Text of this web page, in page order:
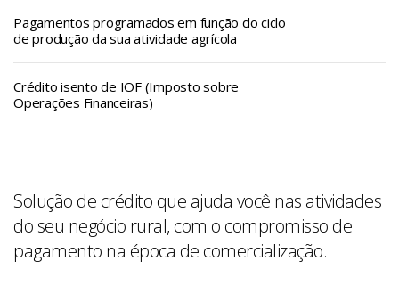
Pagamentos programados em função do ciclo
de produção da sua atividade agrícola
Crédito isento de IOF (Imposto sobre
Operações Financeiras)
Solução de crédito que ajuda você nas atividades
do seu negócio rural, com o compromisso de
pagamento na época de comercialização.